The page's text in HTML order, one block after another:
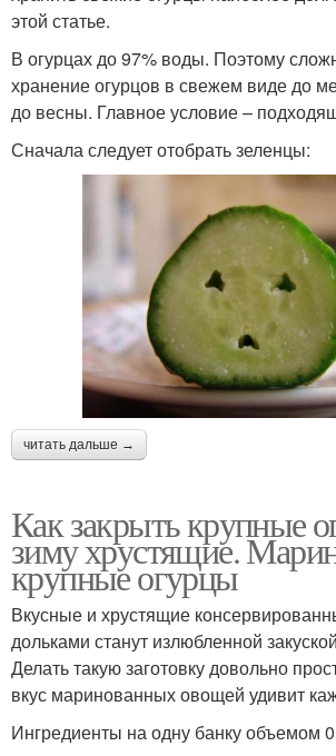
этой статье.
В огурцах до 97% воды. Поэтому
хранение огурцов в свежем виде до
до весны. Главное условие –
Сначала следует отобрать зеленцы:
читать дальше →
Как закрыть крупные
зиму хрустящие.
крупные огурцы
Вкусные и хрустящие
дольками станут излюбленной
Делать такую заготовку довольно
вкус маринованных овощей удивит
Ингредиенты на одну банку объемом